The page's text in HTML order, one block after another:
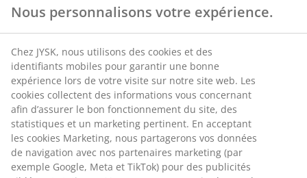
Verrouillage de l'inclinaison en position
verticale:
Bloquez la chaise pour avoir une
posture stable
Hauteur ajustable:Pour s'adapter à votre taille
et à votre posture
Roulettes de sécurité:Se bloquent
automatiquement lorsque la chaise n'est pas
utilisée
Similicuir:Résistant aux taches et facile à
nettoyer
Nous personnalisons votre expérience.
Chez JYSK, nous utilisons des cookies et des
identifiants mobiles pour garantir une bonne
expérience lors de votre visite sur notre site web. Les
cookies collectent des informations vous concernant
afin d’assurer le bon fonctionnement du site, des
statistiques et un marketing pertinent. En acceptant
les cookies Marketing, nous partagerons vos données
de navigation avec nos partenaires marketing (par
exemple Google, Meta et TikTok) pour des publicités